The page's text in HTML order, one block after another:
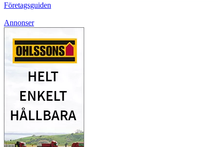
Företagsguiden
Annonser